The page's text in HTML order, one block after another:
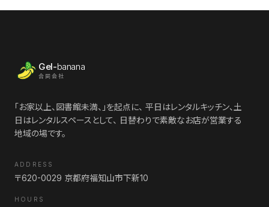
Gel-banana
合同会社
「お家以上、図書館未満、」を起点に、 平日はレンタルキッチン、土
日はレンタルスペースとして、 日替わりで素敵なお店が営業する
地域の場です。
ADDRESS
〒620-0029 京都府福知山市下新10
HOURS